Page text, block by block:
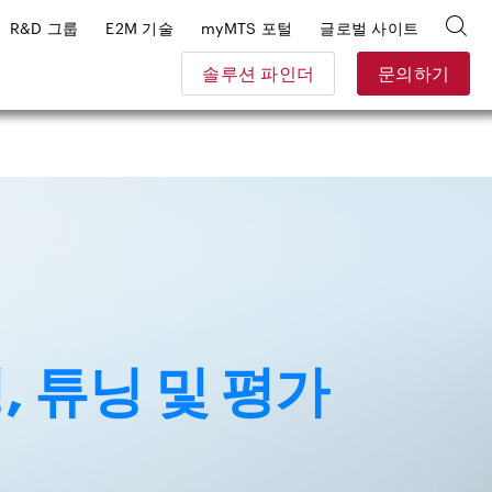
솔루션 파인더 문의하기
R&D 그룹 E2M 기술 myMTS 포털 글로벌 사이트
튜닝 및 평가